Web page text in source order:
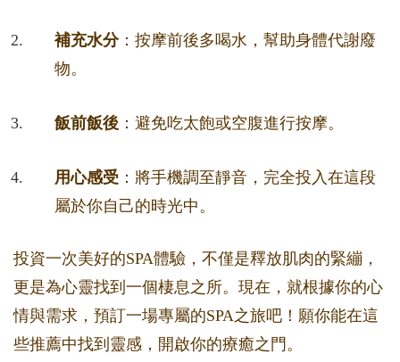
補充水分：按摩前後多喝水，幫助身體代謝廢
物。
飯前飯後 ：避免吃太飽或空腹進行按摩。
用心感受 ：將手機調至靜音，完全投入在這段
屬於你自己的時光中。
投資一次美好的SPA體驗，不僅是釋放肌肉的緊繃，
更是為心靈找到一個棲息之所。現在，就根據你的心
情與需求，預訂一場專屬的SPA之旅吧！願你能在這
些推薦中找到靈感，開啟你的療癒之門。